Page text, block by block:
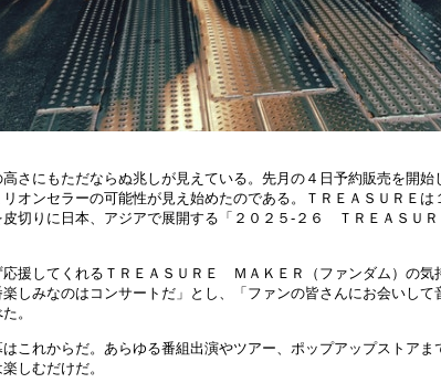
さにもただならぬ兆しが見えている。先月の４日予約販売を開
オンセラーの可能性が見え始めたのである。ＴＲＥＡＳＵＲＥは
切りに日本、アジアで展開する「２０２５‐２６ ＴＲＥＡＳ
援してくれるＴＲＥＡＳＵＲＥ ＭＡＫＥＲ（ファンダム）の気
しみなのはコンサートだ」とし、「ファンの皆さんにお会いして
。
これからだ。あらゆる番組出演やツアー、ポップアップストアま
しむだけだ。